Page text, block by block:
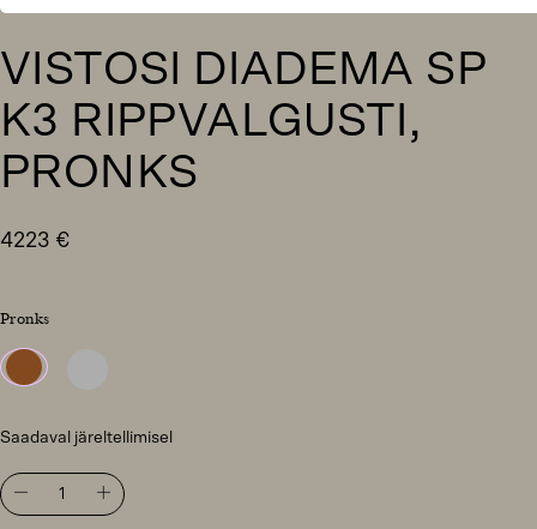
VISTOSI DIADEMA SP
K3 RIPPVALGUSTI,
PRONKS
4223 €
Pronks
Saadaval järeltellimisel
Vistosi
Diadema